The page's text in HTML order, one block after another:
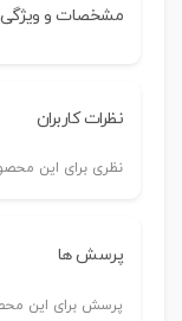
مشخصات و
نظرات کاربران
نظری برای این
پرسش ها
پرسش برای این